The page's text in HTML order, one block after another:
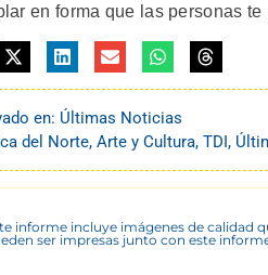
en forma que las personas
en: Últimas Noticias
del Norte, Arte y Cultura, TDI,
informe incluye imágenes de calidad
ser impresas junto con este